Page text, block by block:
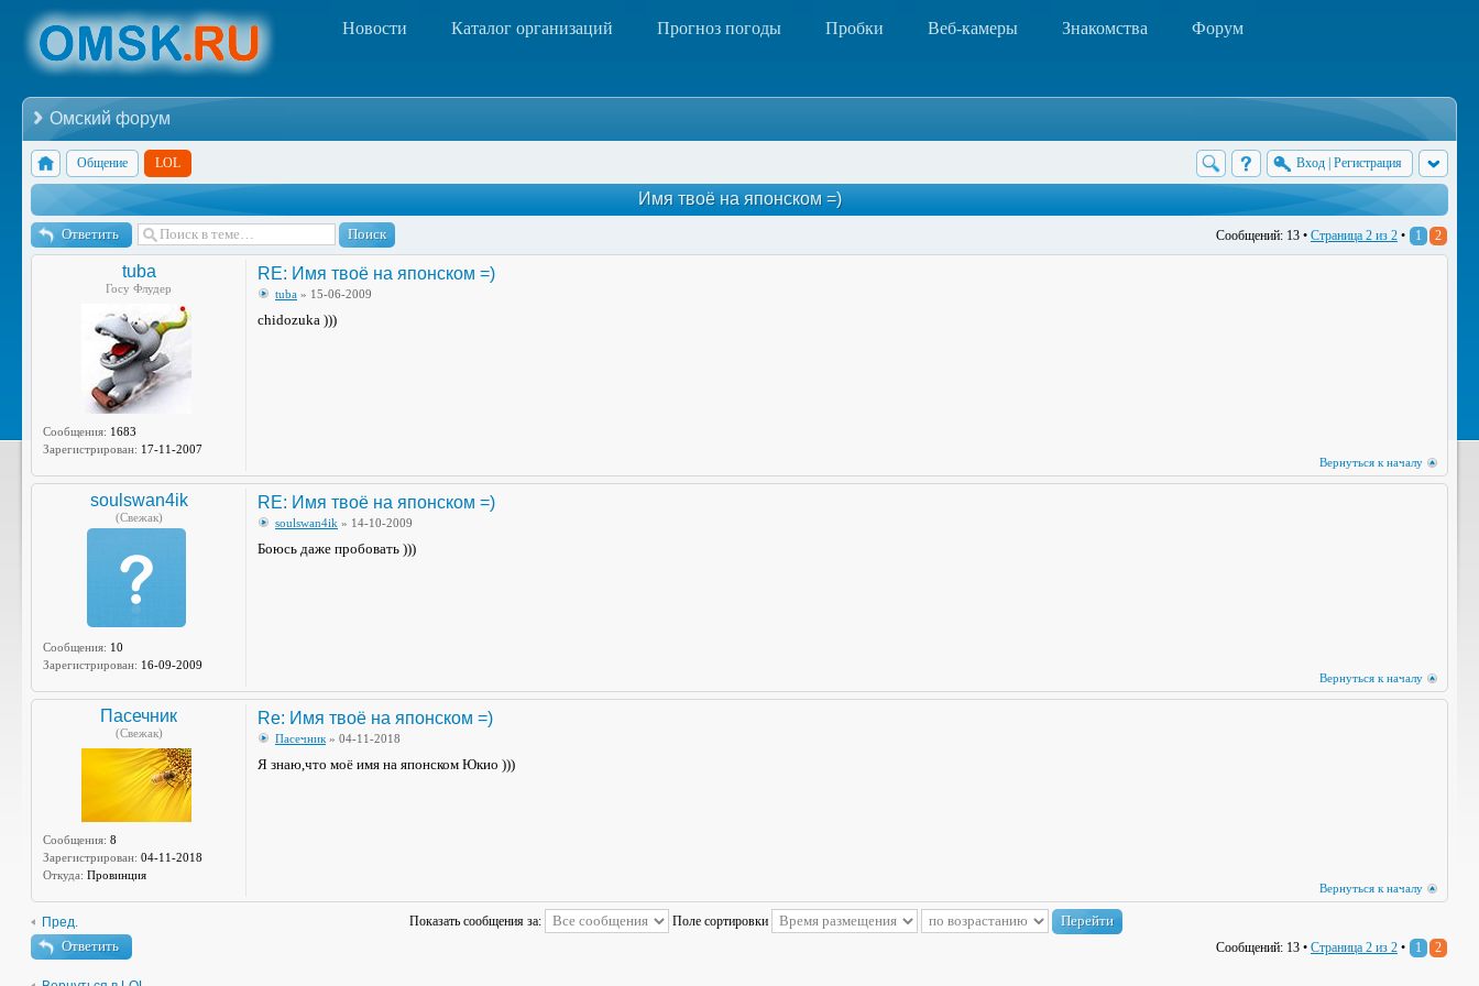
Новости Каталог организаций Прогноз погоды Пробки Веб-камеры Знакомства Форум
Омский форум
Общение LOL Вход Регистрация
Имя твоё на японском =)
Ответить Сообщений: 13 • Страница 2 из 2 • 1 2
tuba
Госу Флудер
Сообщения: 1683
Зарегистрирован: 17-11-2007
RE: Имя твоё на японском =)
tuba » 15-06-2009
chidozuka )))
Вернуться к началу
soulswan4ik
(Свежак)
Сообщения: 10
Зарегистрирован: 16-09-2009
RE: Имя твоё на японском =)
soulswan4ik » 14-10-2009
Боюсь даже пробовать )))
Вернуться к началу
Пасечник
(Свежак)
Сообщения: 8
Зарегистрирован: 04-11-2018
Откуда: Провинция
Re: Имя твоё на японском =)
Пасечник » 04-11-2018
Я знаю,что моё имя на японском Юкио )))
Вернуться к началу
Пред. Показать сообщения за: Поле сортировки
Ответить Сообщений: 13 • Страница 2 из 2 • 1 2